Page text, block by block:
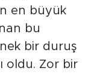
en büyük
bu
bir duruş
oldu. Zor bir